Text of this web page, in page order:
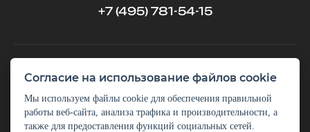
+7 (495) 781-54-15
обратный звонок задать вопрос
Согласие на использование файлов cookie
Мы используем файлы cookie для обеспечения правильной
работы веб-сайта, анализа трафика и производительности, а
также для предоставления функций социальных сетей.